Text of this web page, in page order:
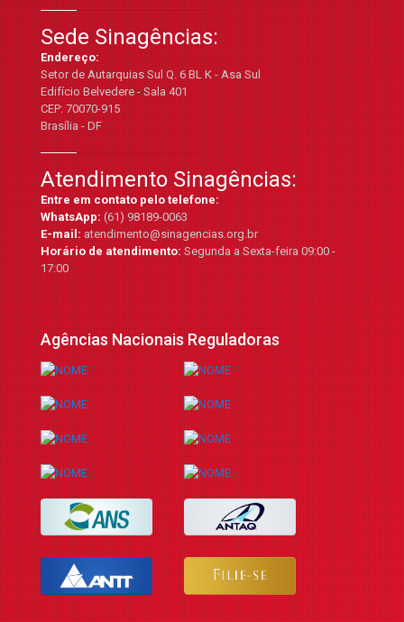
Sede Sinagências:
Endereço:
Setor de Autarquias Sul Q. 6 BL K - Asa Sul
Edifício Belvedere - Sala 401
CEP: 70070-915
Brasília - DF
Atendimento Sinagências:
Entre em contato pelo telefone:
WhatsApp:(61) 98189-0063
E-mail:atendimento@sinagencias.org.br
Horário de atendimento:Segunda a Sexta-feira 09:00 -
17:00
Agências Nacionais Reguladoras